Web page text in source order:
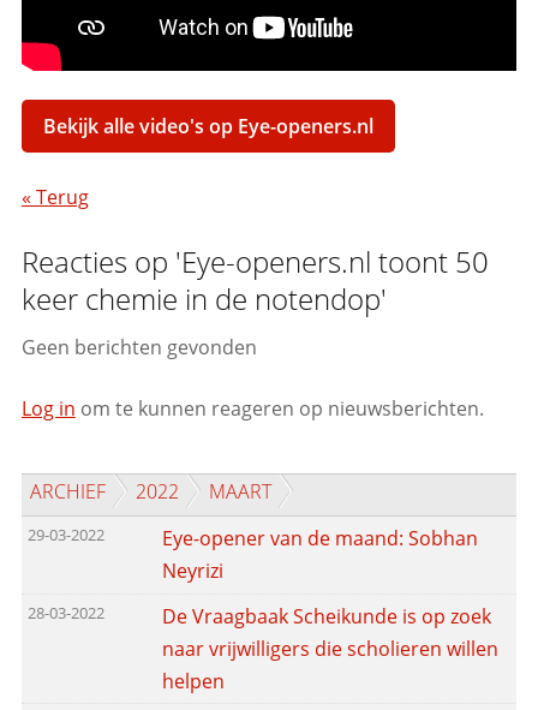
Bekijk alle video's op Eye-openers.nl
« Terug
Reacties op 'Eye-openers.nl toont 50
keer chemie in de notendop'
Geen berichten gevonden
Log in om te kunnen reageren op nieuwsberichten.
ARCHIEF 2022 MAART
29-03-2022
Eye-opener van de maand: Sobhan
Neyrizi
28-03-2022
De Vraagbaak Scheikunde is op zoek
naar vrijwilligers die scholieren willen
helpen